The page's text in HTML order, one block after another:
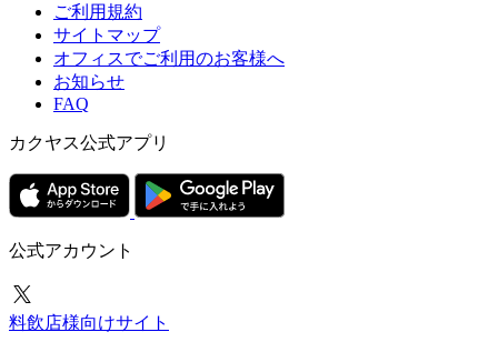
ご利用規約
サイトマップ
オフィスでご利用のお客様へ
お知らせ
FAQ
カクヤス公式アプリ
公式アカウント
料飲店様向けサイト